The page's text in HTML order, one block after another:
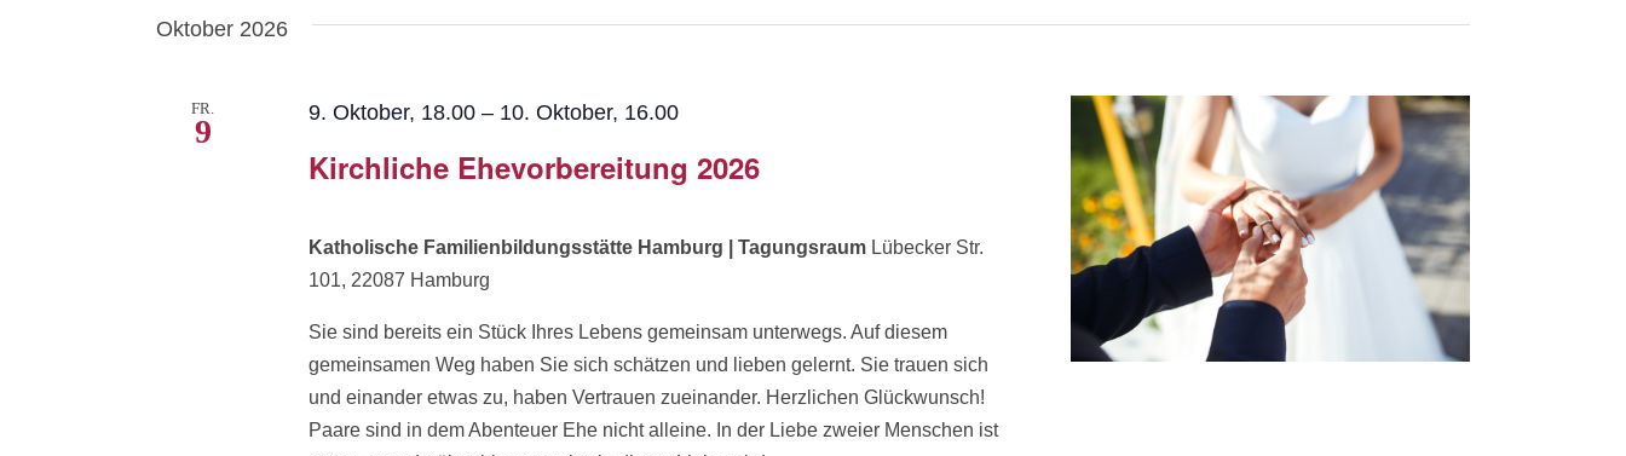
Oktober 2026
FR.
9
Kirchliche Ehevorbereitung 2026
9. Oktober, 18.00– 10. Oktober, 16.00
Katholische Familienbildungsstätte Hamburg | Tagungsraum Lübecker Str.
101, 22087 Hamburg
Sie sind bereits ein Stück Ihres Lebens gemeinsam unterwegs. Auf diesem
gemeinsamen Weg haben Sie sich schätzen und lieben gelernt. Sie trauen sich
und einander etwas zu, haben Vertrauen zueinander. Herzlichen Glückwunsch!
Paare sind in dem Abenteuer Ehe nicht alleine. In der Liebe zweier Menschen ist